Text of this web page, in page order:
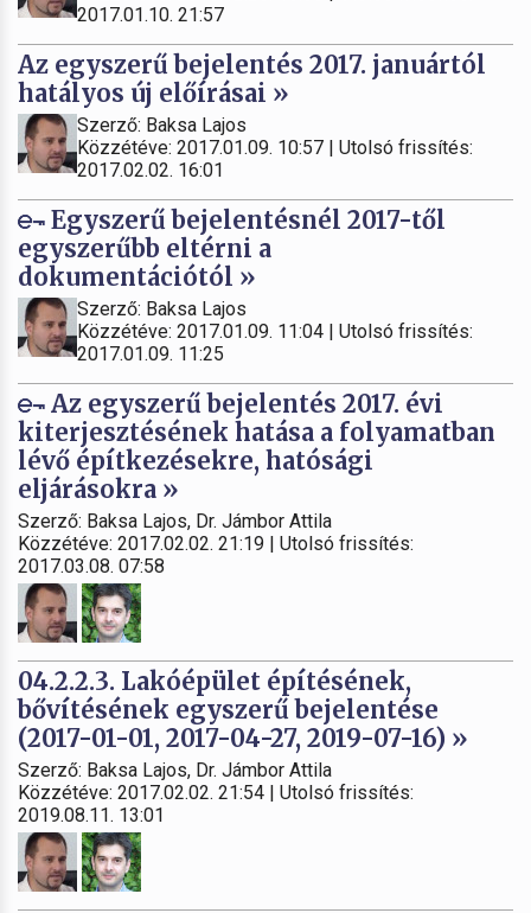
2017.01.10. 21:57
Az egyszerű bejelentés 2017. januártól
hatályos új előírásai »
Szerző: Baksa Lajos
Közzétéve: 2017.01.09. 10:57 | Utolsó frissítés:
2017.02.02. 16:01
Egyszerű bejelentésnél 2017-től
egyszerűbb eltérni a
dokumentációtól »
Szerző: Baksa Lajos
Közzétéve: 2017.01.09. 11:04 | Utolsó frissítés:
2017.01.09. 11:25
Az egyszerű bejelentés 2017. évi
kiterjesztésének hatása a folyamatban
lévő építkezésekre, hatósági
eljárásokra »
Szerző: Baksa Lajos, Dr. Jámbor Attila
Közzétéve: 2017.02.02. 21:19 | Utolsó frissítés:
2017.03.08. 07:58
04.2.2.3. Lakóépület építésének,
bővítésének egyszerű bejelentése
(2017-01-01, 2017-04-27, 2019-07-16) »
Szerző: Baksa Lajos, Dr. Jámbor Attila
Közzétéve: 2017.02.02. 21:54 | Utolsó frissítés:
2019.08.11. 13:01